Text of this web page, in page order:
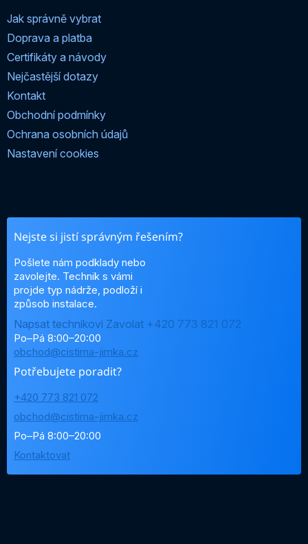
Jak správně vybrat
Doprava a platba
Certifikáty a návody
Nejčastější dotazy
Kontakt
Obchodní podmínky
Ochrana osobních údajů
Nastavení cookies
Nejste si jistí správným řešením?
Pošlete nám podklady nebo
zavolejte. Technik s vámi
projde typ nádrže, podloží i
způsob instalace.
Napsat technikovi Zavolat +420 773 821 072
Po–Pá 8:00–20:00
obchod@cistirna-jimka.cz
Potřebujete poradit?
+420 773 821 072
obchod@cistirna-jimka.cz
Po–Pá 8:00–20:00
Kontaktovat